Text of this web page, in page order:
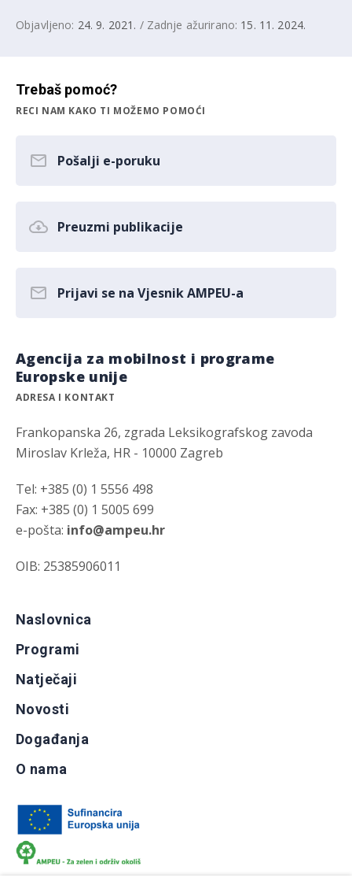
Objavljeno: 24. 9. 2021. / Zadnje ažurirano: 15. 11. 2024.
Trebaš pomoć?
RECI NAM KAKO TI MOŽEMO POMOĆI
Pošalji e-poruku
Preuzmi publikacije
Prijavi se na Vjesnik AMPEU-a
Agencija za mobilnost i programe
Europske unije
ADRESA I KONTAKT
Frankopanska 26, zgrada Leksikografskog zavoda
Miroslav Krleža, HR - 10000 Zagreb
Tel: +385 (0) 1 5556 498
Fax: +385 (0) 1 5005 699
e-pošta: info@ampeu.hr
OIB: 25385906011
Naslovnica
Programi
Natječaji
Novosti
Događanja
O nama